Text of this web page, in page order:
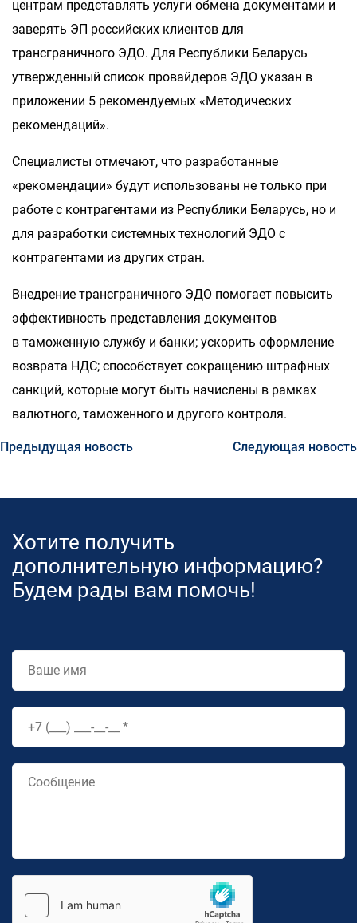
центрам представлять услуги обмена документами и
заверять ЭП российских клиентов для
трансграничного ЭДО. Для Республики Беларусь
утвержденный список провайдеров ЭДО указан в
приложении 5 рекомендуемых «Методических
рекомендаций».
Специалисты отмечают, что разработанные
«рекомендации» будут использованы не только при
работе с контрагентами из Республики Беларусь, но и
для разработки системных технологий ЭДО с
контрагентами из других стран.
Внедрение трансграничного ЭДО помогает повысить
эффективность представления документов
в таможенную службу и банки; ускорить оформление
возврата НДС; способствует сокращению штрафных
санкций, которые могут быть начислены в рамках
валютного, таможенного и другого контроля.
Предыдущая новость Следующая новость
Хотите получить
дополнительную информацию?
Будем рады вам помочь!